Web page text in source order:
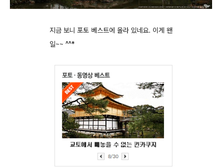
지금 보니 포토 베스트에 올라 있네요. 이게 왠
일~~ ^^*